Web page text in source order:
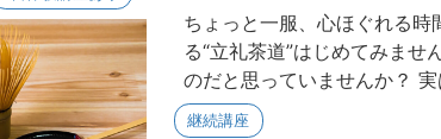
ちょっと一服、心ほぐれる時
る“立礼茶道”はじめてみませ
のだと思っていませんか？ 実
継続講座